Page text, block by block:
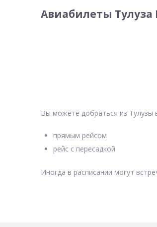
Авиабилеты
Вы можете добраться из Тулузы
прямым рейсом
рейс с пересадкой
Иногда в расписании могут